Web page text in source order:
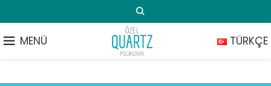
MENÜ TÜRKÇE